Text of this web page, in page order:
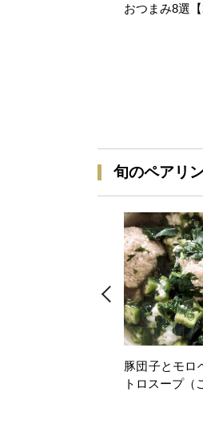
おつまみ8選【
旬のペアリ
豚団子とモロ
トロスープ（